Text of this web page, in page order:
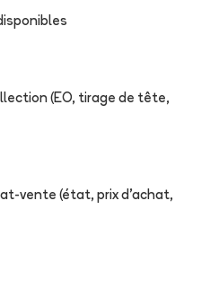
(EO, tirage de tête,
vente (état, prix d'achat,